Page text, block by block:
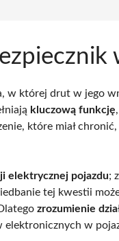
w której drut w jego
kluczową funkcję
które miał
elektrycznej pojazdu;
tej kwestii
zrozumienie
elektronicznych w